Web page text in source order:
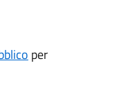
per